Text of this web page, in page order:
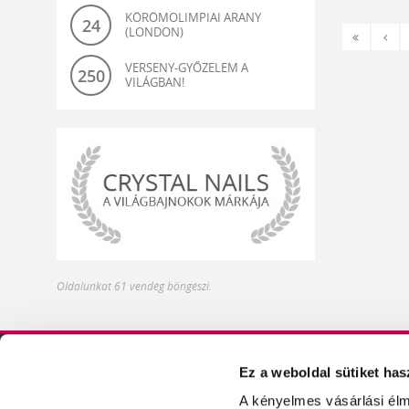
Ez a weboldal sütiket
A kényelmes vásárlási
24
KÖRÖMOLIMPIAI ARANY
(LONDON)
250
VERSENY-GYŐZELEM A
VILÁGBAN!
és
műköröm
Oldalunkat 61 vendég böngészi.
«
‹
ÍZELÍTŐ